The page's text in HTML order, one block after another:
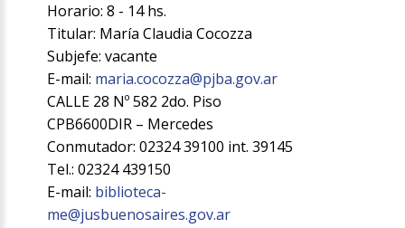
Horario: 8 - 14 hs.
Titular: María Claudia Cocozza
Subjefe: vacante
E-mail: maria.cocozza@pjba.gov.ar
CALLE 28 Nº 582 2do. Piso
CPB6600DIR – Mercedes
Conmutador: 02324 39100 int. 39145
Tel.: 02324 439150
E-mail: biblioteca-
me@jusbuenosaires.gov.ar